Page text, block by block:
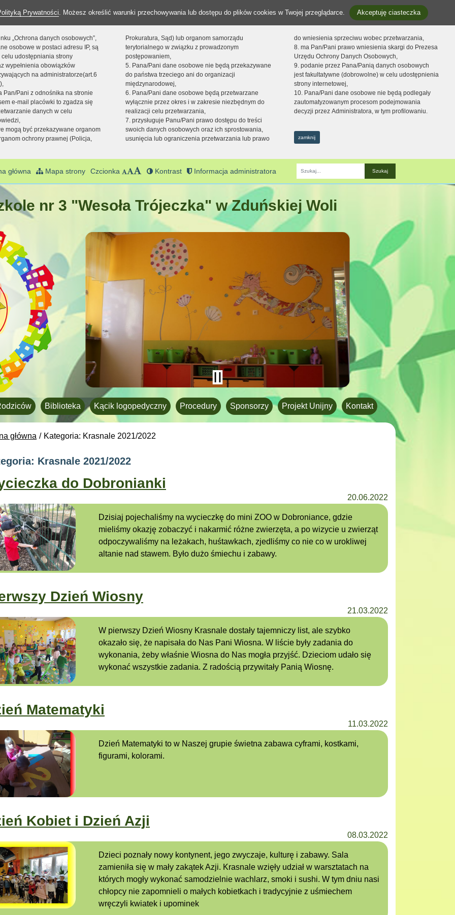
Prywatności. Możesz określić warunki przechowywania lub dostępu do plików cookies w Twojej przeglądarce. Akceptuję ciasteczka
„Ochrona danych osobowych”,
osobowe w postaci adresu IP, są
udostępniania strony
wypełnienia obowiązków
na administratorze(art.6
Pan/Pani z odnośnika na stronie
e-mail placówki to zgadza się
danych w celu
mogą być przekazywane organom
ochrony prawnej (Policja,
Prokuratura, Sąd) lub organom samorządu
terytorialnego w związku z prowadzonym
postępowaniem,
5. Pana/Pani dane osobowe nie będą przekazywane
do państwa trzeciego ani do organizacji
międzynarodowej,
6. Pana/Pani dane osobowe będą przetwarzane
wyłącznie przez okres i w zakresie niezbędnym do
realizacji celu przetwarzania,
7. przysługuje Panu/Pani prawo dostępu do treści
swoich danych osobowych oraz ich sprostowania,
usunięcia lub ograniczenia przetwarzania lub prawo
do wniesienia sprzeciwu wobec przetwarzania,
8. ma Pan/Pani prawo wniesienia skargi do Prezesa
Urzędu Ochrony Danych Osobowych,
9. podanie przez Pana/Panią danych osobowych
jest fakultatywne (dobrowolne) w celu udostępnienia
strony internetowej,
10. Pana/Pani dane osobowe nie będą podlegały
zautomatyzowanym procesom podejmowania
decyzji przez Administratora, w tym profilowaniu.
zamknij
główna Mapa strony Czcionka Kontrast Informacja administratora
Fraza
nr 3 "Wesoła Trójeczka" w Zduńskiej Woli
Biblioteka Kącik logopedyczny Procedury Sponsorzy Projekt Unijny Kontakt
główna Kategoria: Krasnale 2021/2022
Krasnale 2021/2022
do Dobronianki
20.06.2022
Dzisiaj pojechaliśmy na wycieczkę do mini ZOO w Dobroniance, gdzie
mieliśmy okazję zobaczyć i nakarmić różne zwierzęta, a po wizycie u zwierząt
odpoczywaliśmy na leżakach, huśtawkach, zjedliśmy co nie co w urokliwej
altanie nad stawem. Było dużo śmiechu i zabawy.
Dzień Wiosny
21.03.2022
W pierwszy Dzień Wiosny Krasnale dostały tajemniczy list, ale szybko
okazało się, że napisała do Nas Pani Wiosna. W liście były zadania do
wykonania, żeby właśnie Wiosna do Nas mogła przyjść. Dzieciom udało się
wykonać wszystkie zadania. Z radością przywitały Panią Wiosnę.
Matematyki
11.03.2022
Dzień Matematyki to w Naszej grupie świetna zabawa cyframi, kostkami,
figurami, kolorami.
Kobiet i Dzień Azji
08.03.2022
Dzieci poznały nowy kontynent, jego zwyczaje, kulturę i zabawy. Sala
zamieniła się w mały zakątek Azji. Krasnale wzięły udział w warsztatach na
których mogły wykonać samodzielnie wachlarz, smoki i sushi. W tym dniu nasi
chłopcy nie zapomnieli o małych kobietkach i tradycyjnie z uśmiechem
wręczyli kwiatek i upominek